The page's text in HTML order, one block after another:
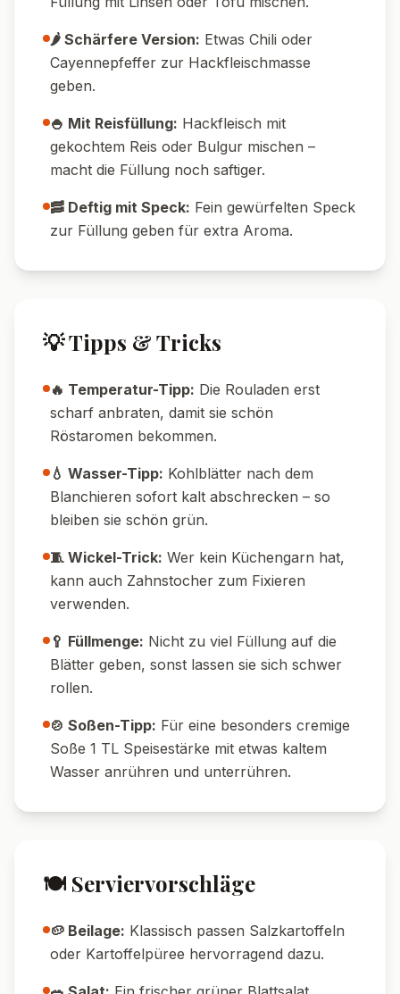
Nährwerte pro Portion
520
Kalorien
28
Protein
24g
Kohlenhydrate
31g
Fett
🔄 Variationen
🥗 Vegetarische Variante:Füllung mit
gekochtem Reis, gebratenen Pilzen,
Zwiebeln und Feta statt Hackfleisch
zubereiten.
🌱 Vegane Version:Statt Ei und Sahne
Sojamilch und Hafercuisine nutzen, und die
Füllung mit Linsen oder Tofu mischen.
🌶️ Schärfere Version:Etwas Chili oder
Cayennepfeffer zur Hackfleischmasse
geben.
🍚 Mit Reisfüllung:Hackfleisch mit
gekochtem Reis oder Bulgur mischen –
macht die Füllung noch saftiger.
🥓 Deftig mit Speck:Fein gewürfelten Speck
zur Füllung geben für extra Aroma.
💡 Tipps & Tricks
🔥 Temperatur-Tipp: Die Rouladen erst
scharf anbraten, damit sie schön
Röstaromen bekommen.